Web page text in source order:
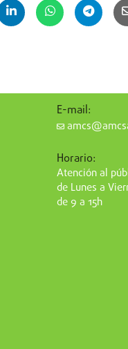
E-mail:
Horario:
Atención al
de Lunes a
de 9 a 15h